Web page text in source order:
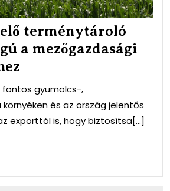
terménytároló
a mezőgazdasági
fontos gyümölcs-,
és az ország jelentős
exporttól is, hogy biztosítsa[...]